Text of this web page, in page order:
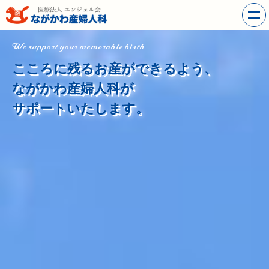
We support your memorable birth
こころに残るお産ができるよう、
ながかわ産婦人科が
サポートいたします。